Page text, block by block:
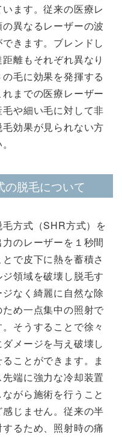
ます。従来の医療レ
異なるレーザーの波
きます。ブレンドし
離もそれぞれ異なり
毛に効果を発揮する
までの医療レーザー
や細い毛に対して非
効果が見られない方
の脱毛について
方式（SHR方式）を
のレーザーを１秒間
で皮下に熱を蓄積さ
領域を破壊し脱毛す
なく綺麗に自然な除
め一点集中の照射で
そうすることで徐々
メージを与え破壊し
ことができます。ま
端に強力な冷却装置
がら施術を行うこと
じません。従来の半
るため、照射時の痛